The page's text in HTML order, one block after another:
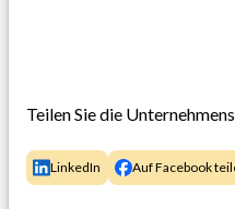
Teilen Sie die
LinkedIn Auf Facebook